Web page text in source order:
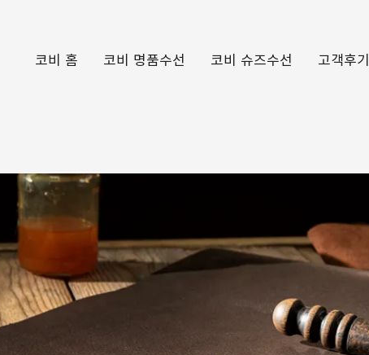
코비 홈 코비 명품수선 코비 슈즈수선 고객후기